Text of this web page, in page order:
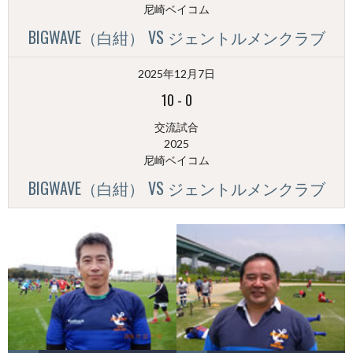
尼崎ベイコム
BIGWAVE（白紺） VS ジェントルメンクラブ
2025年12月7日
10 - 0
交流試合
2025
尼崎ベイコム
BIGWAVE（白紺） VS ジェントルメンクラブ